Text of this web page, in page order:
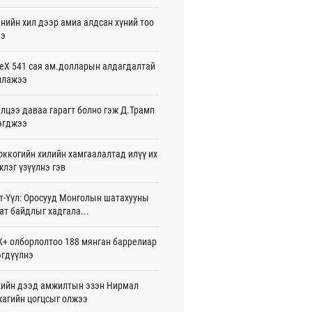
16 цаг 01 мин
Бангладешт эргэн ирэхээ
15 цаг 58 мин
15 цаг 54 мин
улсын хамтын ажиллагааны талаар
солилцов
сард Сүхбаатар боомтоор
тонн Аи-92 автобензин импортолжээ
Н.Амарзаяа: 32 хуудастай
дэвтэр долоо хоногт л дүүрдэг
15 цаг 31 мин
хил дээр амиа алдсан хүний тоо
541 сая ам.долларын алдагдалтай
даваа гарагт болно гэж Д.Трамп
хилийн хамгаалалтад илүү их
үзүүлнэ гэв
Үүл: Оросууд Монголын шатахууны
байдлыг хадгала...
олборлолтоо 188 мянган баррелиар
дээд амжилтын эзэн Нирмал
цогцсыг олжээ